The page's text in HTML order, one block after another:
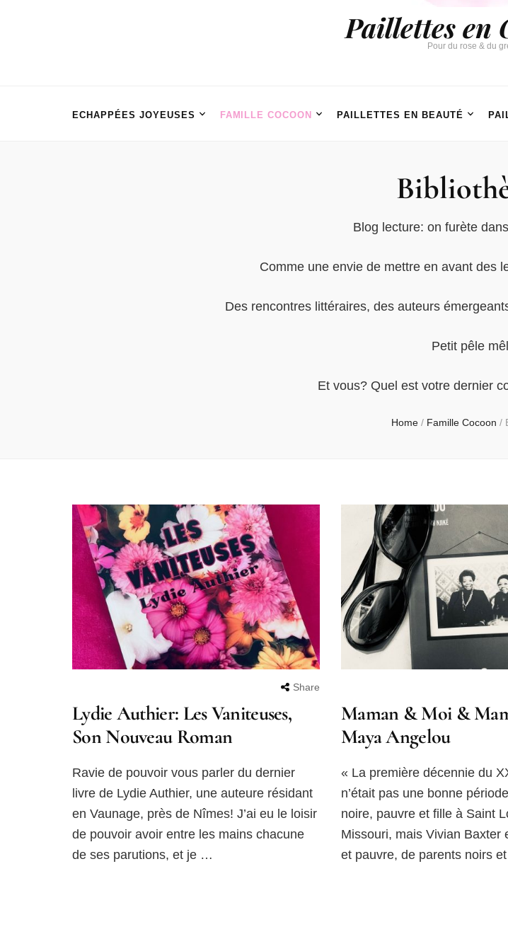
Paillettes en
Pour du rose & du
ECHAPPÉES JOYEUSES FAMILLE COCOON PAILLETTES EN BEAUTÉ
Blog lecture: on furète
Comme une envie de mettre en avant des
Des rencontres littéraires, des auteurs
Petit pêle
Et vous? Quel est votre dernier
Home / Famille Cocoon /
Share
Lydie Authier: Les Vaniteuses,
Son Nouveau Roman
Ravie de pouvoir vous parler du dernier
livre de Lydie Authier, une auteure résidant
en Vaunage, près de Nîmes! J’ai eu le loisir
de pouvoir avoir entre les mains chacune
de ses parutions, et je …
Maman & Moi &
Maya Angelou
« La première décennie du
n’était pas une bonne
noire, pauvre et fille à Saint
Missouri, mais Vivian Baxter
et pauvre, de parents noirs